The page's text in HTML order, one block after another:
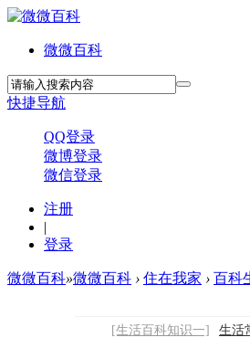
微微百科
快捷导航
QQ登录
微博登录
微信登录
注册
|
登录
微微百科»微微百科 › 住在我家 › 百科
[生活百科知识一]
生活常